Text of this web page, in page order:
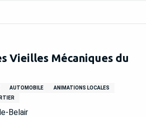
Vieilles Mécaniques du
AUTOMOBILE
ANIMATIONS LOCALES
Belair